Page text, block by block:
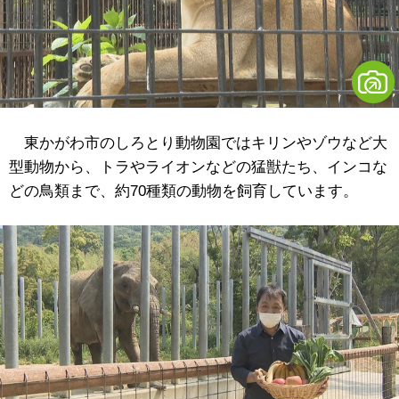
東かがわ市のしろとり動物園ではキリンやゾウなど大
型動物から、トラやライオンなどの猛獣たち、インコな
どの鳥類まで、約70種類の動物を飼育しています。